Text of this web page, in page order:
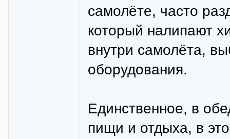
самолёте, часто
который налипают
внутри самолёта,
оборудования.
Единственное, в
пищи и отдыха, в